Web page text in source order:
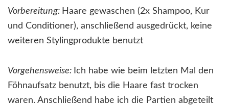
Vorbereitung: Haare gewaschen (2x Shampoo, Kur
und Conditioner), anschließend ausgedrückt, keine
weiteren Stylingprodukte benutzt
Vorgehensweise: Ich habe wie beim letzten Mal den
Föhnaufsatz benutzt, bis die Haare fast trocken
waren. Anschließend habe ich die Partien abgeteilt